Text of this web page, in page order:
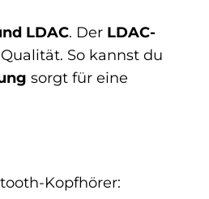
LDAC. Der LDAC-
So kannst du
sorgt für eine
Kopfhörer: